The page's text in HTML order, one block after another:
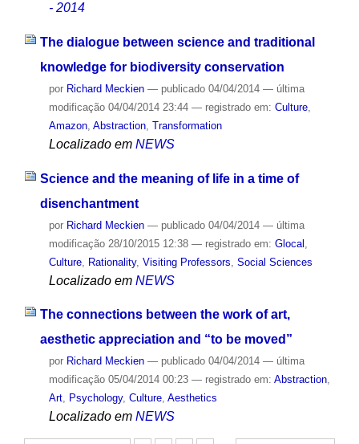
- 2014
The dialogue between science and traditional
knowledge for biodiversity conservation
por Richard Meckien — publicado04/04/2014 — última
modificação04/04/2014 23:44 — registrado em: Culture,
Amazon, Abstraction, Transformation
Localizado em NEWS
Science and the meaning of life in a time of
disenchantment
por Richard Meckien — publicado04/04/2014 — última
modificação28/10/2015 12:38 — registrado em: Glocal
Culture, Rationality, Visiting Professors Social Sciences
Localizado em NEWS
The connections between the work of art,
aesthetic appreciation and “to be moved”
por Richard Meckien — publicado04/04/2014 — última
modificação05/04/2014 00:23 — registrado em: Abstraction,
Art, Psychology, Culture, Aesthetics
Localizado em NEWS